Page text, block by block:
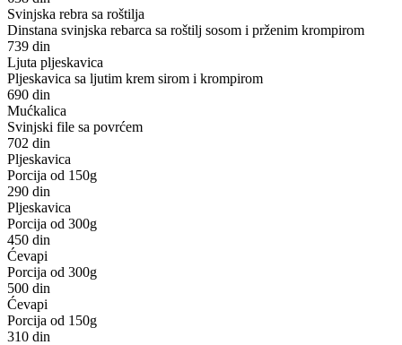
Svinjska rebra sa roštilja
Dinstana svinjska rebarca sa roštilj sosom i prženim krompirom
739 din
Ljuta pljeskavica
Pljeskavica sa ljutim krem sirom i krompirom
690 din
Mućkalica
Svinjski file sa povrćem
702 din
Pljeskavica
Porcija od 150g
290 din
Pljeskavica
Porcija od 300g
450 din
Ćevapi
Porcija od 300g
500 din
Ćevapi
Porcija od 150g
310 din